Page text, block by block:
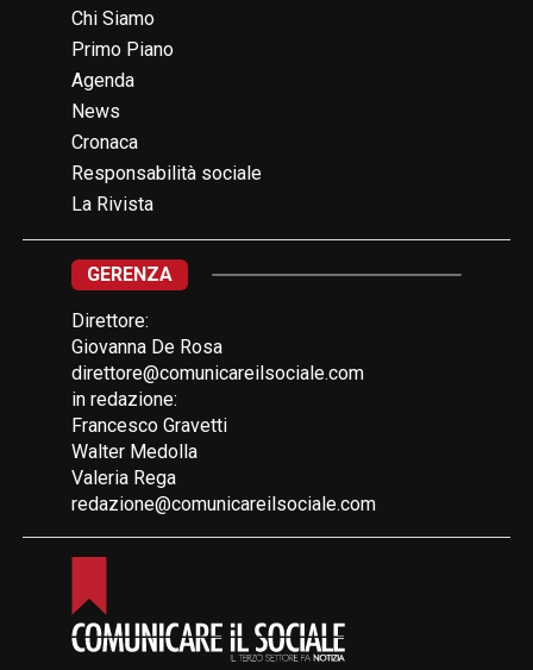
Chi Siamo
Primo Piano
Agenda
News
Cronaca
Responsabilità sociale
La Rivista
GERENZA
Direttore:
Giovanna De Rosa
direttore@comunicareilsociale.com
in redazione:
Francesco Gravetti
Walter Medolla
Valeria Rega
redazione@comunicareilsociale.com